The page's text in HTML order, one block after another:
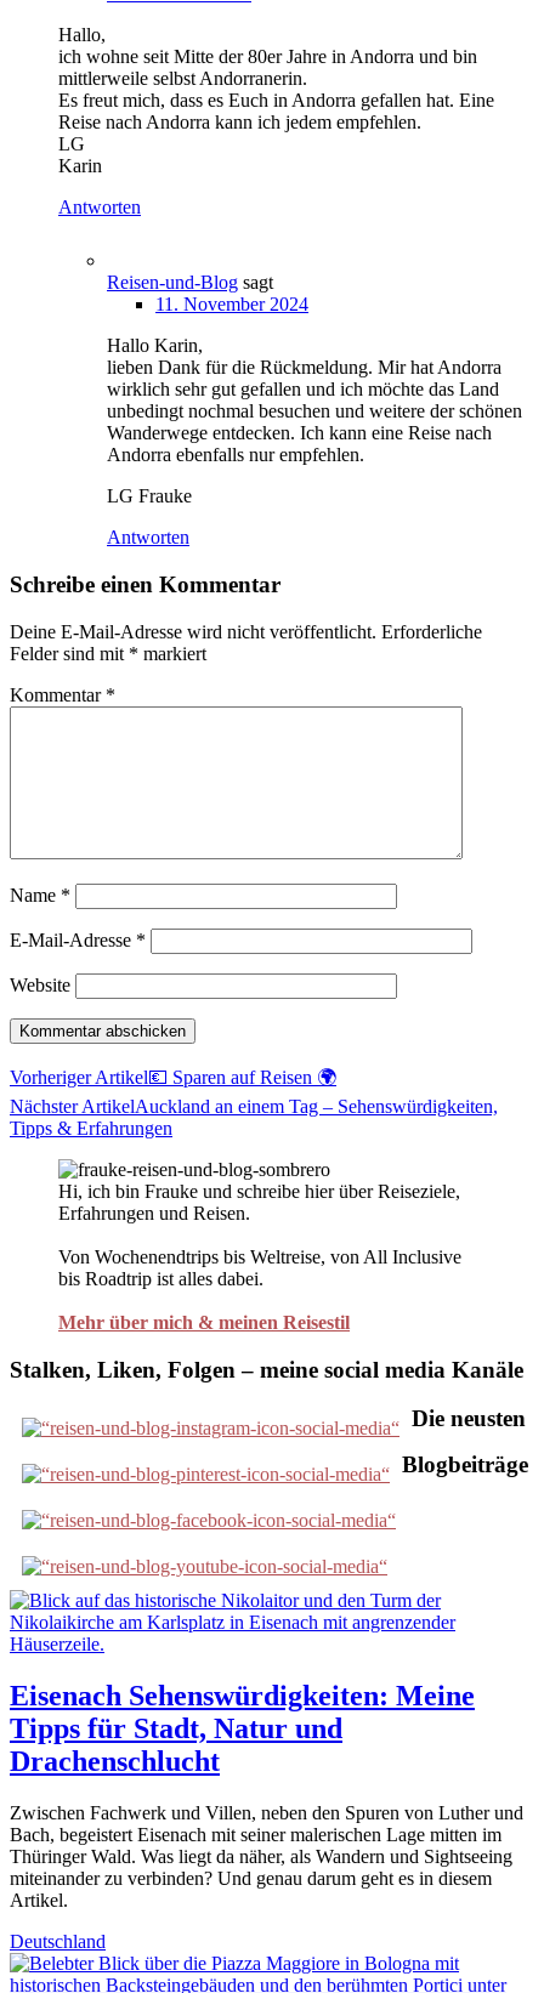
Hallo,
ich wohne seit Mitte der 80er Jahre in Andorra und bin
mittlerweile selbst Andorranerin.
Es freut mich, dass es Euch in Andorra gefallen hat. Eine
Reise nach Andorra kann ich jedem empfehlen.
LG
Karin
Antworten
Reisen-und-Blog sagt
11. November 2024
Hallo Karin,
lieben Dank für die Rückmeldung. Mir hat Andorra
wirklich sehr gut gefallen und ich möchte das Land
unbedingt nochmal besuchen und weitere der schönen
Wanderwege entdecken. Ich kann eine Reise nach
Andorra ebenfalls nur empfehlen.
LG Frauke
Antworten
Schreibe einen Kommentar
Deine E-Mail-Adresse wird nicht veröffentlicht. Erforderliche
Felder sind mit * markiert
Kommentar *
Name *
E-Mail-Adresse *
Website
Vorheriger Artikel💶 Sparen auf Reisen 🌍
Nächster ArtikelAuckland an einem Tag – Sehenswürdigkeiten,
Tipps & Erfahrungen
Hi, ich bin Frauke und schreibe hier über Reiseziele,
Erfahrungen und Reisen.
Von Wochenendtrips bis Weltreise, von All Inclusive
bis Roadtrip ist alles dabei.
Mehr über mich & meinen Reisestil
Stalken, Liken, Folgen – meine social media Kanäle
Die neusten
Blogbeiträge
Eisenach Sehenswürdigkeiten: Meine
Tipps für Stadt, Natur und
Drachenschlucht
Zwischen Fachwerk und Villen, neben den Spuren von Luther und
Bach, begeistert Eisenach mit seiner malerischen Lage mitten im
Thüringer Wald. Was liegt da näher, als Wandern und Sightseeing
miteinander zu verbinden? Und genau darum geht es in diesem
Artikel.
Deutschland